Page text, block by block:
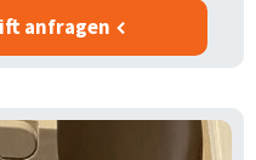
anfragen